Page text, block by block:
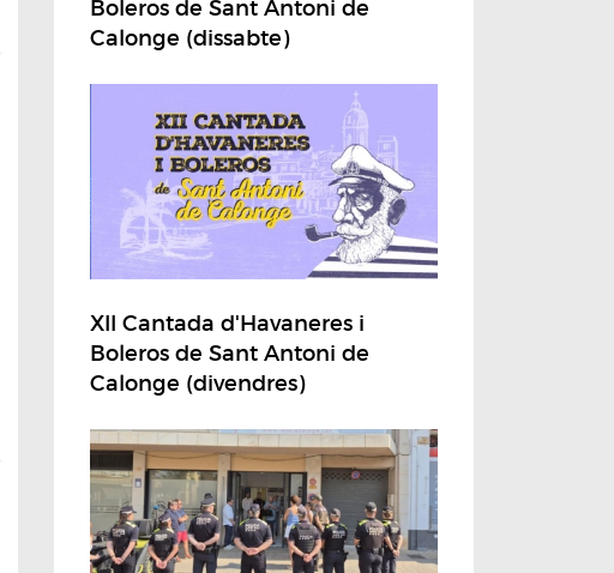
Boleros de Sant Antoni de
Calonge (dissabte)
XII Cantada d'Havaneres i
Boleros de Sant Antoni de
Calonge (divendres)